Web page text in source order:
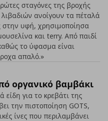
σταγόνες της βροχής
ανοίγουν τα πέταλά
στην υφή, χρησιμοποίησα
και terry. Από παιδί
το ύφασμα είναι
απαλό.»
οργανικό βαμβάκι
είδη για το κρεβάτι της
την πιστοποίηση GOTS,
ίνες που περιλαμβάνει